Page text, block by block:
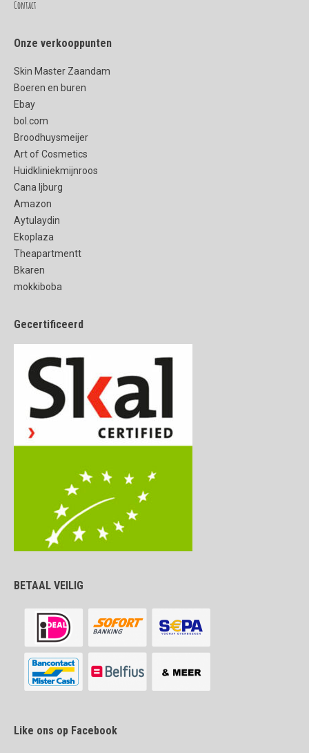
Contact
Onze verkooppunten
Skin Master Zaandam
Boeren en buren
Ebay
bol.com
Broodhuysmeijer
Art of Cosmetics
Huidkliniekmijnroos
Cana Ijburg
Amazon
Aytulaydin
Ekoplaza
Theapartmentt
Bkaren
mokkiboba
Gecertificeerd
BETAAL VEILIG
Like ons op Facebook